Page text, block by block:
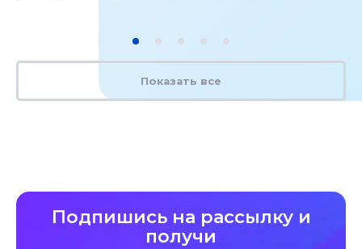
Показать все
Подпишись на рассылку и
получи